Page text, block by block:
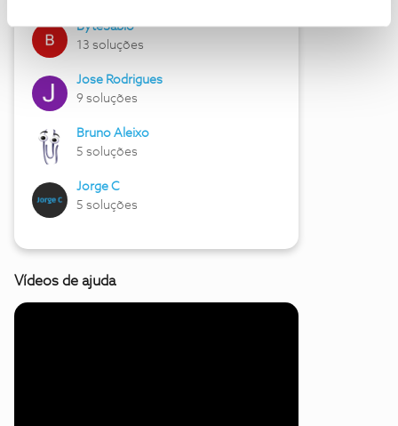
ByteSábio
13 soluções
Jose Rodrigues
9 soluções
Bruno Aleixo
5 soluções
Jorge C
5 soluções
Vídeos de ajuda